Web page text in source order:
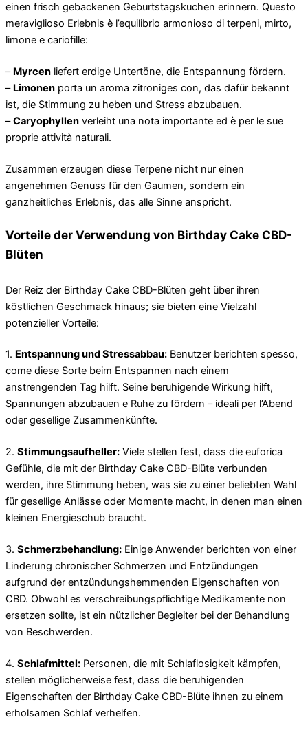
einen frisch gebackenen Geburtstagskuchen erinnern. Questo
meraviglioso Erlebnis è l’equilibrio armonioso di terpeni, mirto,
limone e cariofille:
– Myrcen liefert erdige Untertöne, die Entspannung fördern.
– Limonen porta un aroma zitroniges con, das dafür bekannt
ist, die Stimmung zu heben und Stress abzubauen.
–Caryophyllen verleiht una nota importante ed è per le sue
proprie attività naturali.
Zusammen erzeugen diese Terpene nicht nur einen
angenehmen Genuss für den Gaumen, sondern ein
ganzheitliches Erlebnis, das alle Sinne anspricht.
Vorteile der Verwendung von Birthday Cake CBD-
Blüten
Der Reiz der Birthday Cake CBD-Blüten geht über ihren
köstlichen Geschmack hinaus; sie bieten eine Vielzahl
potenzieller Vorteile:
1. Entspannung und Stressabbau: Benutzer berichten spesso,
come diese Sorte beim Entspannen nach einem
anstrengenden Tag hilft. Seine beruhigende Wirkung hilft,
Spannungen abzubauen e Ruhe zu fördern – ideali per l’Abend
oder gesellige Zusammenkünfte.
2. Stimmungsaufheller: Viele stellen fest, dass die euforica
Gefühle, die mit der Birthday Cake CBD-Blüte verbunden
werden, ihre Stimmung heben, was sie zu einer beliebten Wahl
für gesellige Anlässe oder Momente macht, in denen man einen
kleinen Energieschub braucht.
3. Schmerzbehandlung: Einige Anwender berichten von einer
Linderung chronischer Schmerzen und Entzündungen
aufgrund der entzündungshemmenden Eigenschaften von
CBD. Obwohl es verschreibungspflichtige Medikamente non
ersetzen sollte, ist ein nützlicher Begleiter bei der Behandlung
von Beschwerden.
4. Schlafmittel: Personen, die mit Schlaflosigkeit kämpfen,
stellen möglicherweise fest, dass die beruhigenden
Eigenschaften der Birthday Cake CBD-Blüte ihnen zu einem
erholsamen Schlaf verhelfen.